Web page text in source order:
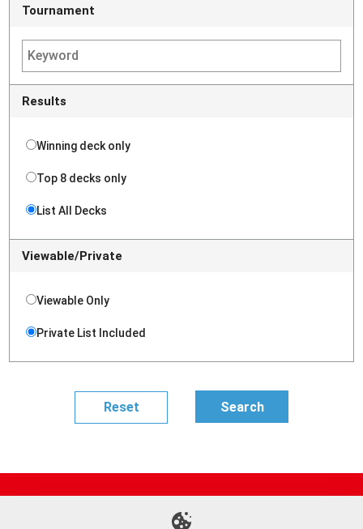
Tournament
Results
Winning deck only
Top 8 decks only
List All Decks
Viewable/Private
Viewable Only
Private List Included